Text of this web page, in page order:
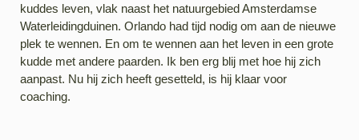
kuddes leven, vlak naast het natuurgebied Amsterdamse
Waterleidingduinen. Orlando had tijd nodig om aan de nieuwe
plek te wennen. En om te wennen aan het leven in een grote
kudde met andere paarden. Ik ben erg blij met hoe hij zich
aanpast. Nu hij zich heeft gesetteld, is hij klaar voor
coaching.